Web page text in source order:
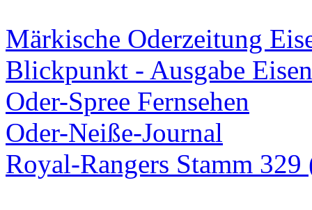
Märkische Oderzeitung
Blickpunkt - Ausgabe
Oder-Spree Fernsehen
Oder-Neiße-Journal
Royal-Rangers Stamm